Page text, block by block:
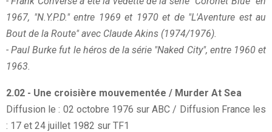
1967, "N.Y.P.D." entre 1969 et 1970 et de "L'Aventure est au
Bout de la Route" avec Claude Akins (1974/1976).
- Paul Burke fut le héros de la série "Naked City", entre 1960 et
1963.
2.02 - Une croisière mouvementée / Murder At Sea
Diffusion le : 02 octobre 1976 sur ABC / Diffusion France les
: 17 et 24 juillet 1982 sur TF1